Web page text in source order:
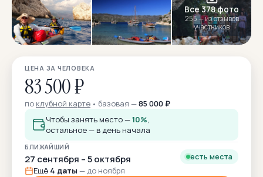
Все 378 фото
255 — из отзывов
участников
ЦЕНА ЗА ЧЕЛОВЕКА
83 500 ₽
по клубной карте базовая —85 000 ₽
Чтобы занять место —10%,
остальное — в день начала
БЛИЖАЙШИЙ
27 сентября – 5 октября есть места
Ещё 4 даты — до ноября